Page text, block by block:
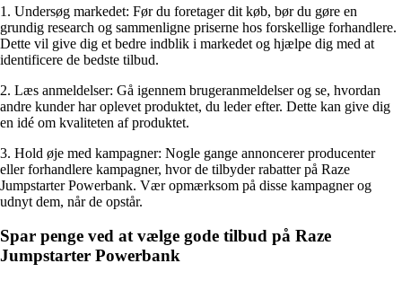
1. Undersøg markedet: Før du foretager dit køb, bør du gøre en
grundig research og sammenligne priserne hos forskellige forhandlere.
Dette vil give dig et bedre indblik i markedet og hjælpe dig med at
identificere de bedste tilbud.
2. Læs anmeldelser: Gå igennem brugeranmeldelser og se, hvordan
andre kunder har oplevet produktet, du leder efter. Dette kan give dig
en idé om kvaliteten af produktet.
3. Hold øje med kampagner: Nogle gange annoncerer producenter
eller forhandlere kampagner, hvor de tilbyder rabatter på Raze
Jumpstarter Powerbank. Vær opmærksom på disse kampagner og
udnyt dem, når de opstår.
Spar penge ved at vælge gode tilbud på Raze
Jumpstarter Powerbank